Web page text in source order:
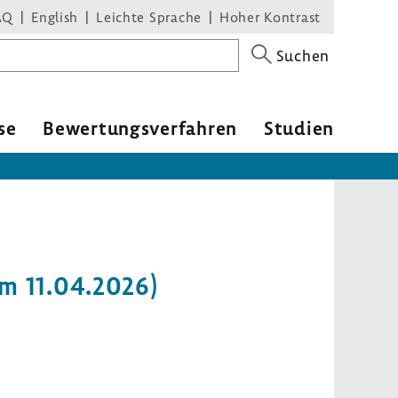
English Leichte Sprache Hoher Kontrast
Suchen
Bewer­tungs­ver­fahren Studien
11.04.2026)